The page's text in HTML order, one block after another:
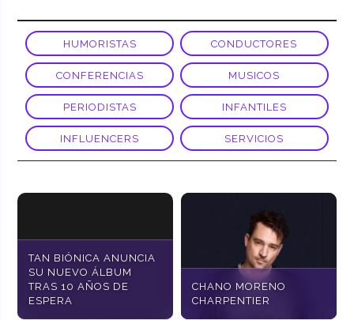
HUMORISTAS CONDUCTORES
CONFERENCIAS MUSICOS
PERIODISTAS INFANTILES
INFLUENCERS SERVICIOS
TAN BIÓNICA ANUNCIA
SU NUEVO ÁLBUM
TRAS 10 AÑOS DE
ESPERA
CHANO MORENO
CHARPENTIER